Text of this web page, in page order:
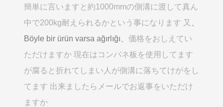
簡単に言いますと約1000mmの側溝に渡して真ん
中で200kg耐えられるかという事になります 又
Böyle bir ürün varsa ağırlığı、 価格をおしえてい
ただけますか 現在はコンパネ板を使用してます
が腐ると折れてしまい人が側溝に落ちてけがをし
てます 出来ましたらメールでお返事をいただけ
ますか